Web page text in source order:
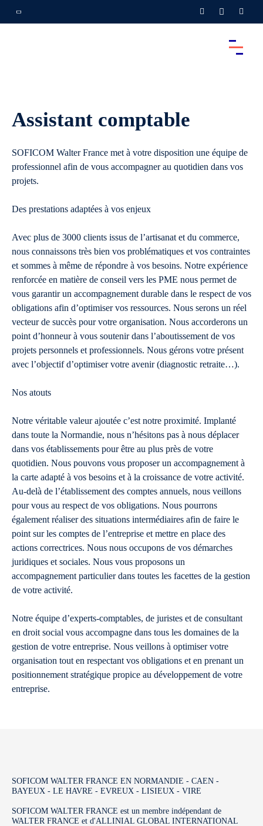
Assistant comptable
SOFICOM Walter France met à votre disposition une équipe de
professionnel afin de vous accompagner au quotidien dans vos
projets.
Des prestations adaptées à vos enjeux
Avec plus de 3000 clients issus de l’artisanat et du commerce,
nous connaissons très bien vos problématiques et vos contraintes
et sommes à même de répondre à vos besoins. Notre expérience
renforcée en matière de conseil vers les PME nous permet de
vous garantir un accompagnement durable dans le respect de vos
obligations afin d’optimiser vos ressources. Nous serons un réel
vecteur de succès pour votre organisation. Nous accorderons un
point d’honneur à vous soutenir dans l’aboutissement de vos
projets personnels et professionnels. Nous gérons votre présent
avec l’objectif d’optimiser votre avenir (diagnostic retraite…).
Nos atouts
Notre véritable valeur ajoutée c’est notre proximité. Implanté
dans toute la Normandie, nous n’hésitons pas à nous déplacer
dans vos établissements pour être au plus près de votre
quotidien. Nous pouvons vous proposer un accompagnement à
la carte adapté à vos besoins et à la croissance de votre activité.
Au-delà de l’établissement des comptes annuels, nous veillons
pour vous au respect de vos obligations. Nous pourrons
également réaliser des situations intermédiaires afin de faire le
point sur les comptes de l’entreprise et mettre en place des
actions correctrices. Nous nous occupons de vos démarches
juridiques et sociales. Nous vous proposons un
accompagnement particulier dans toutes les facettes de la gestion
de votre activité.
Notre équipe d’experts-comptables, de juristes et de consultant
en droit social vous accompagne dans tous les domaines de la
gestion de votre entreprise. Nous veillons à optimiser votre
organisation tout en respectant vos obligations et en prenant un
positionnement stratégique propice au développement de votre
entreprise.
SOFICOM WALTER FRANCE EN NORMANDIE - CAEN -
BAYEUX - LE HAVRE - EVREUX - LISIEUX - VIRE
SOFICOM WALTER FRANCE est un membre indépendant de
WALTER FRANCE et d'ALLINIAL GLOBAL INTERNATIONAL